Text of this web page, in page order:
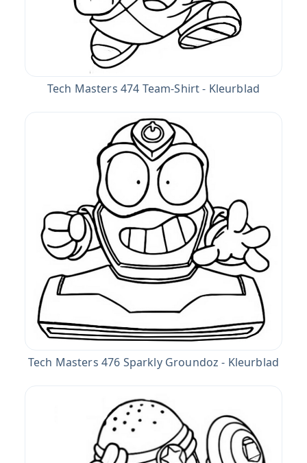
Tech Masters 474 Team-Shirt - Kleurblad
Tech Masters 476 Sparkly Groundoz - Kleurblad